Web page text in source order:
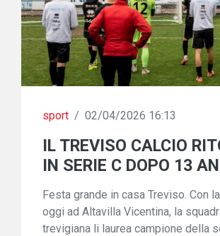
sport / 02/04/2026 16:13
IL TREVISO CALCIO
IN SERIE C DOPO 13
Festa grande in casa Treviso. Con
oggi ad Altavilla Vicentina, la
trevigiana li laurea campione della